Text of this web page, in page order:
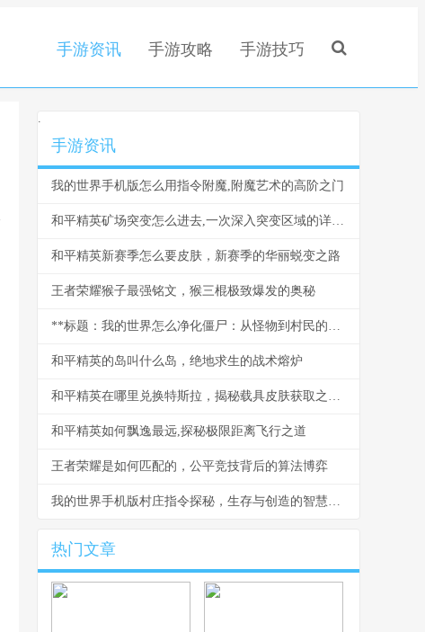
手游资讯 手游攻略 手游技巧
.
手游资讯
我的世界手机版怎么用指令附魔,附魔艺术的高阶之门
和平精英矿场突变怎么进去,一次深入突变区域的详尽指南,副标题,矿坑深处生存法则
和平精英新赛季怎么要皮肤，新赛季的华丽蜕变之路
王者荣耀猴子最强铭文，猴三棍极致爆发的奥秘
**标题：我的世界怎么净化僵尸：从怪物到村民的逆转之旅**
和平精英的岛叫什么岛，绝地求生的战术熔炉
和平精英在哪里兑换特斯拉，揭秘载具皮肤获取之路，副标题，从游戏内兑换到活动参与的完整指南
和平精英如何飘逸最远,探秘极限距离飞行之道
王者荣耀是如何匹配的，公平竞技背后的算法博弈
我的世界手机版村庄指令探秘，生存与创造的智慧钥匙
热门文章